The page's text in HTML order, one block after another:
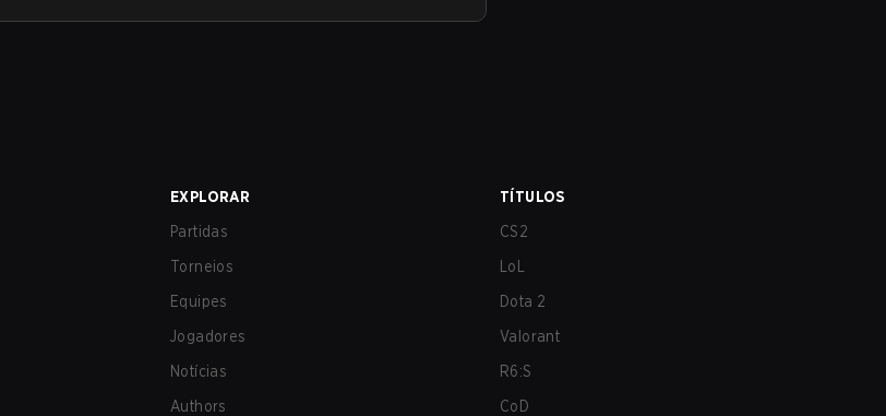
EXPLORAR
Partidas
Torneios
Equipes
Jogadores
Notícias
Authors
TÍTULOS
CS2
LoL
Dota 2
Valorant
R6:S
CoD